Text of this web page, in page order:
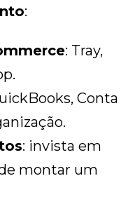
:
: Tray,
Conta
: invista em
montar um